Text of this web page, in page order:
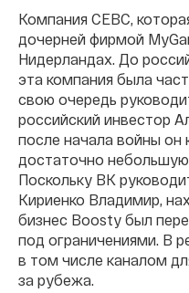
Компания CEBC,
дочерней фирмой
Нидерландах. До
эта компания была
свою очередь
российский инвестор
после начала войны он
достаточно
Поскольку ВК
Кириенко Владимир,
бизнес Boosty был
под ограничениями. В
в том числе каналом
за рубежа.